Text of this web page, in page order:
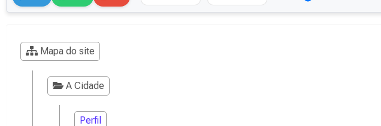
Mapa do site
A Cidade
Perfil